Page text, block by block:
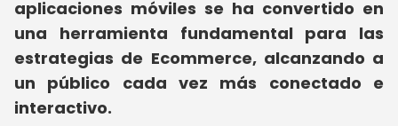
aplicaciones móviles se ha convertido en
una herramienta fundamental para las
estrategias de Ecommerce, alcanzando a
un público cada vez más conectado e
interactivo.